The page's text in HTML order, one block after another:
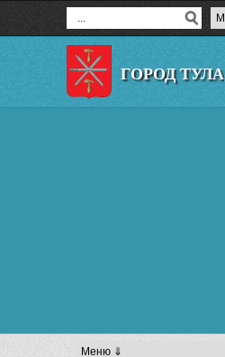
ГОРОД ТУЛА